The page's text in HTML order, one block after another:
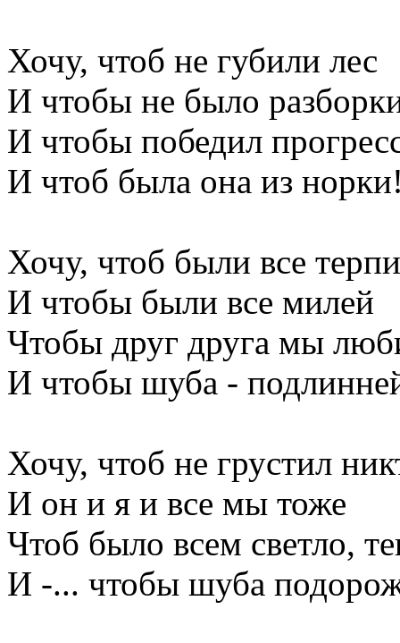
Хочу, чтоб не губили лес
И чтобы не было
И чтобы победил
И чтоб была она из
Хочу, чтоб были все
И чтобы были все милей
Чтобы друг друга мы
И чтобы шуба -
Хочу, чтоб не грустил
И он и я и все мы тоже
Чтоб было всем светло,
И -... чтобы шуба